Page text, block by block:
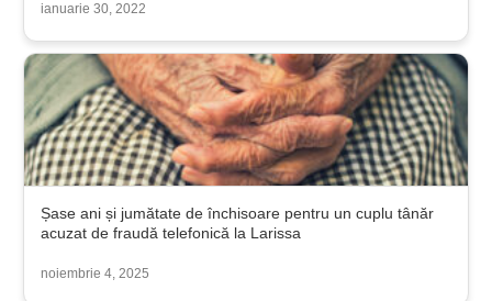
ianuarie 30, 2022
Șase ani și jumătate de închisoare pentru un cuplu tânăr
acuzat de fraudă telefonică la Larissa
noiembrie 4, 2025